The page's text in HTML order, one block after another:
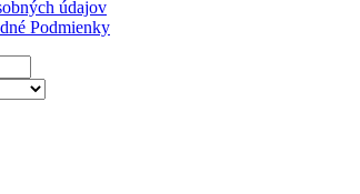
údajov
Podmienky